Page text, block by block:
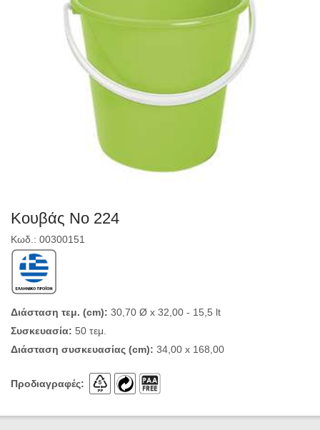
Κουβάς Νο 224
Κωδ.: 00300151
Διάσταση τεμ. (cm): 30,70 Ø x 32,00 - 15,5 lt
Συσκευασία: 50 τεμ.
Διάσταση συσκευασίας (cm): 34,00 x 168,00
Προδιαγραφές: